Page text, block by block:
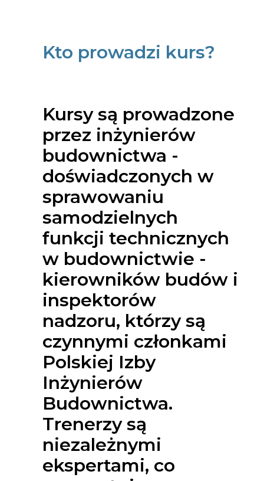
Kto prowadzi kurs?
Kursy są prowadzone
przez inżynierów
budownictwa -
doświadczonych w
sprawowaniu
samodzielnych
funkcji technicznych
w budownictwie -
kierowników budów i
inspektorów
nadzoru, którzy są
czynnymi członkami
Polskiej Izby
Inżynierów
Budownictwa.
Trenerzy są
niezależnymi
ekspertami, co